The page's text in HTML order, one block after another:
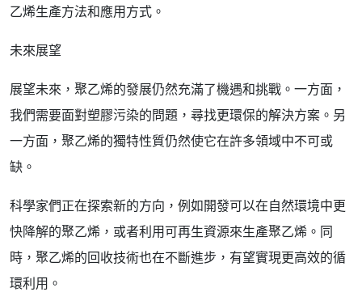
乙烯生產方法和應用方式。
未來展望
展望未來，聚乙烯的發展仍然充滿了機遇和挑戰。一方面，
我們需要面對塑膠污染的問題，尋找更環保的解決方案。另
一方面，聚乙烯的獨特性質仍然使它在許多領域中不可或
缺。
科學家們正在探索新的方向，例如開發可以在自然環境中更
快降解的聚乙烯，或者利用可再生資源來生產聚乙烯。同
時，聚乙烯的回收技術也在不斷進步，有望實現更高效的循
環利用。